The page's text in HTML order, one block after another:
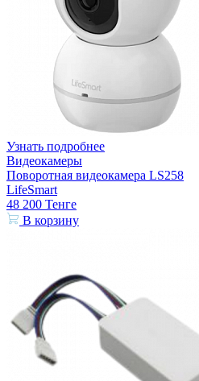
Узнать подробнее
Видеокамеры
Поворотная видеокамера LS258
LifeSmart
48 200 Тенге
В корзину